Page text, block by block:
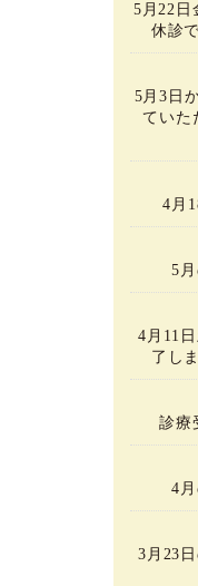
5月22日
休診
5月3日
ていた
4月
5
4月11
了し
診療
4
3月23